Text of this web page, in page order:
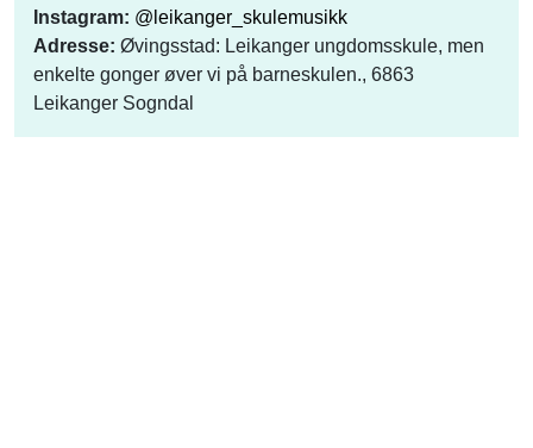
Instagram: @leikanger_skulemusikk
Adresse: Øvingsstad: Leikanger ungdomsskule, men
enkelte gonger øver vi på barneskulen., 6863
Leikanger Sogndal